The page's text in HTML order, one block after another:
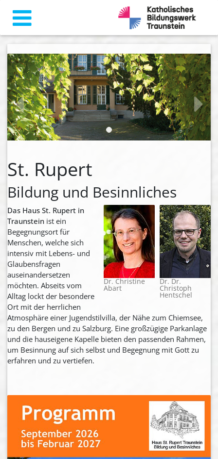
zurück weiter
St. Rupert
Bildung und Besinnliches
Dr. Christine
Abart
Dr. Dr.
Christoph
Hentschel
Das Haus St. Rupert in
Traunstein ist ein
Begegnungsort für
Menschen, welche sich
intensiv mit Lebens- und
Glaubensfragen
auseinandersetzen
möchten. Abseits vom
Alltag lockt der besondere
Ort mit der herrlichen
Atmosphäre einer Jugendstilvilla, der Nähe zum Chiemsee,
zu den Bergen und zu Salzburg. Eine großzügige Parkanlage
und die hauseigene Kapelle bieten den passenden Rahmen,
um Besinnung auf sich selbst und Begegnung mit Gott zu
erfahren und zu vertiefen.